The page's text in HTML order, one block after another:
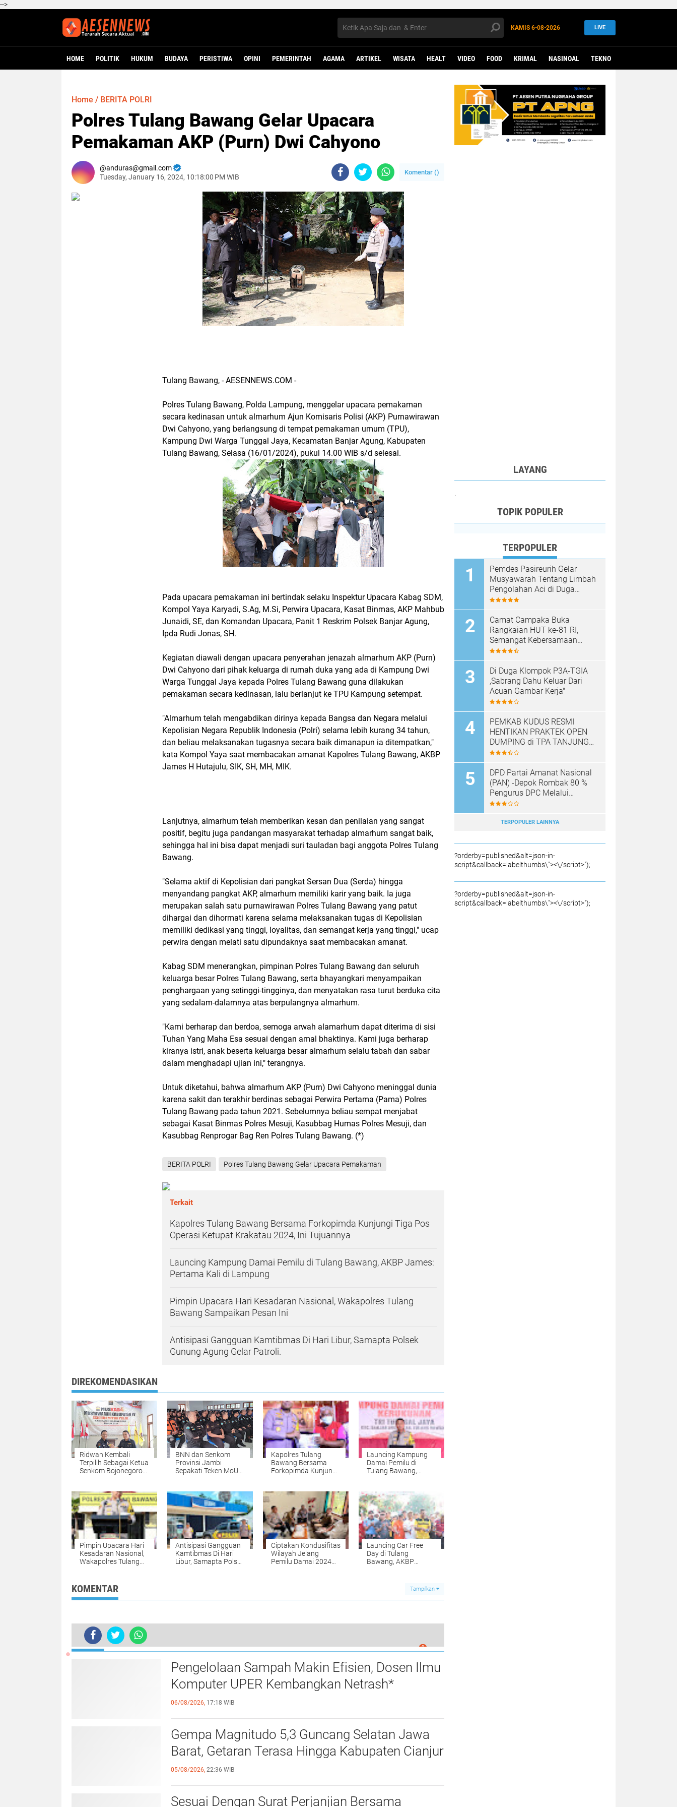
-->
KAMIS 6•08•2026 LIVE
HOME POLITIK HUKUM BUDAYA PERISTIWA OPINI PEMERINTAH AGAMA ARTIKEL WISATA HEALT VIDEO FOOD KRIMAL NASINOAL TEKNO
Home / BERITA POLRI
Polres Tulang Bawang Gelar Upacara
Pemakaman AKP (Purn) Dwi Cahyono
anduras@gmail.com
Tuesday, January 16, 2024, 10:18:00 PM WIB
Komentar ()
Tulang Bawang, - AESENNEWS.COM -
Polres Tulang Bawang, Polda Lampung, menggelar upacara pemakaman
secara kedinasan untuk almarhum Ajun Komisaris Polisi (AKP) Purnawirawan
Dwi Cahyono, yang berlangsung di tempat pemakaman umum (TPU),
Kampung Dwi Warga Tunggal Jaya, Kecamatan Banjar Agung, Kabupaten
Tulang Bawang, Selasa (16/01/2024), pukul 14.00 WIB s/d selesai.
Pada upacara pemakaman ini bertindak selaku Inspektur Upacara Kabag SDM,
Kompol Yaya Karyadi, S.Ag, M.Si, Perwira Upacara, Kasat Binmas, AKP Mahbub
Junaidi, SE, dan Komandan Upacara, Panit 1 Reskrim Polsek Banjar Agung,
Ipda Rudi Jonas, SH.
Kegiatan diawali dengan upacara penyerahan jenazah almarhum AKP (Purn)
Dwi Cahyono dari pihak keluarga di rumah duka yang ada di Kampung Dwi
Warga Tunggal Jaya kepada Polres Tulang Bawang guna dilakukan
pemakaman secara kedinasan, lalu berlanjut ke TPU Kampung setempat.
"Almarhum telah mengabdikan dirinya kepada Bangsa dan Negara melalui
Kepolisian Negara Republik Indonesia (Polri) selama lebih kurang 34 tahun,
dan beliau melaksanakan tugasnya secara baik dimanapun ia ditempatkan,"
kata Kompol Yaya saat membacakan amanat Kapolres Tulang Bawang, AKBP
James H Hutajulu, SIK, SH, MH, MIK.
Lanjutnya, almarhum telah memberikan kesan dan penilaian yang sangat
positif, begitu juga pandangan masyarakat terhadap almarhum sangat baik,
sehingga hal ini bisa dapat menjadi suri tauladan bagi anggota Polres Tulang
Bawang.
"Selama aktif di Kepolisian dari pangkat Sersan Dua (Serda) hingga
menyandang pangkat AKP, almarhum memiliki karir yang baik. Ia juga
merupakan salah satu purnawirawan Polres Tulang Bawang yang patut
dihargai dan dihormati karena selama melaksanakan tugas di Kepolisian
memiliki dedikasi yang tinggi, loyalitas, dan semangat kerja yang tinggi," ucap
perwira dengan melati satu dipundaknya saat membacakan amanat.
Kabag SDM menerangkan, pimpinan Polres Tulang Bawang dan seluruh
keluarga besar Polres Tulang Bawang, serta bhayangkari menyampaikan
penghargaan yang setinggi-tingginya, dan menyatakan rasa turut berduka cita
yang sedalam-dalamnya atas berpulangnya almarhum.
"Kami berharap dan berdoa, semoga arwah alamarhum dapat diterima di sisi
Tuhan Yang Maha Esa sesuai dengan amal bhaktinya. Kami juga berharap
kiranya istri, anak beserta keluarga besar almarhum selalu tabah dan sabar
dalam menghadapi ujian ini," terangnya.
Untuk diketahui, bahwa almarhum AKP (Purn) Dwi Cahyono meninggal dunia
karena sakit dan terakhir berdinas sebagai Perwira Pertama (Pama) Polres
Tulang Bawang pada tahun 2021. Sebelumnya beliau sempat menjabat
sebagai Kasat Binmas Polres Mesuji, Kasubbag Humas Polres Mesuji, dan
Kasubbag Renprogar Bag Ren Polres Tulang Bawang. (*)
BERITA POLRI Polres Tulang Bawang Gelar Upacara Pemakaman
Terkait
Kapolres Tulang Bawang Bersama Forkopimda Kunjungi Tiga Pos
Operasi Ketupat Krakatau 2024, Ini Tujuannya
Launcing Kampung Damai Pemilu di Tulang Bawang, AKBP James:
Pertama Kali di Lampung
Pimpin Upacara Hari Kesadaran Nasional, Wakapolres Tulang
Bawang Sampaikan Pesan Ini
Antisipasi Gangguan Kamtibmas Di Hari Libur, Samapta Polsek
Gunung Agung Gelar Patroli.
DIREKOMENDASIKAN
Ridwan Kembali
Terpilih Sebagai Ketua
Senkom Bojonegoro
BNN dan Senkom
Provinsi Jambi
Sepakati Teken MoU
Kapolres Tulang
Bawang Bersama
Forkopimda Kunjungi
2024, Ini Tujuannya
Launcing Kampung
Damai Pemilu di
Tulang Bawang,
Lampung
Pimpin Upacara Hari
Kesadaran Nasional,
Wakapolres Tulang
Antisipasi Gangguan
Kamtibmas Di Hari
Libur, Samapta Polsek
Ciptakan Kondusifitas
Wilayah Jelang
Pemilu Damai 2024
Launcing Car Free
Day di Tulang
Bawang, AKBP
KOMENTAR Tampilkan
Polres Tulang Bawang Gelar Upacara Pemakaman AKP (Purn) Dwi Cahyono
0
TERKINI
Pengelolaan Sampah Makin Efisien, Dosen Ilmu
Komputer UPER Kembangkan Netrash*
06/08/2026, 17:18 WIB
Gempa Magnitudo 5,3 Guncang Selatan Jawa
Barat, Getaran Terasa Hingga Kabupaten Cianjur
05/08/2026, 22:36 WIB
Sesuai Dengan Surat Perjanjian Bersama
LAYANG
TOPIK POPULER
TERPOPULER
Pemdes Pasireurih Gelar
Musyawarah Tentang Limbah
Pengolahan Aci di Duga
Cemari Sungai Cisata
Sementara
Camat Campaka Buka
Rangkaian HUT ke-81 RI,
Semangat Kebersamaan
Warnai Senam Massal dan
Desa
Di Duga Klompok P3A-TGIA
,Sabrang Dahu Keluar Dari
Acuan Gambar Kerja"
PEMKAB KUDUS RESMI
HENTIKAN PRAKTEK OPEN
DUMPING di TPA TANJUNG
REJO, KEC.JEKULO
SISTEM PENGELOLAAN
SAMPAH BARU
DPD Partai Amanat Nasional
(PAN) -Depok Rombak 80 %
Pengurus DPC Melalui
Muscab "
TERPOPULER LAINNYA
?orderby=published&alt=json-in-
script&callback=labelthumbs\"><\/script>");
?orderby=published&alt=json-in-
script&callback=labelthumbs\"><\/script>");